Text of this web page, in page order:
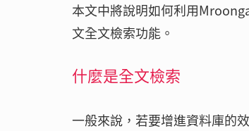
本文中將說明如何利用
文全文檢索功能。
什麼是全文檢索
一般來說，若要增進資料庫的